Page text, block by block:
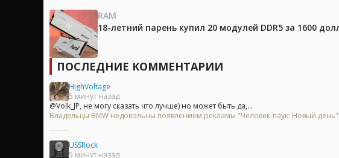
RAM
18-летний парень купил 20 модулей DDR5 за 1600
ПОСЛЕДНИЕ КОММЕНТАРИИ
HighVoltage
5 минут назад
@Volk_JP, не могу сказать что лучше) но может быть да,...
Владельцы BMW недовольны появлением рекламы "Человек-паук: Новый день"
USSRock
5 минут назад